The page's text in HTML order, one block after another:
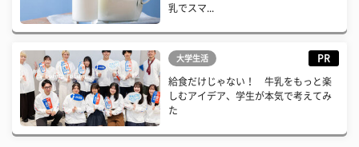
乳でスマ...
大学生活 PR
給食だけじゃない！ 牛乳をもっと楽
しむアイデア、学生が本気で考えてみ
た